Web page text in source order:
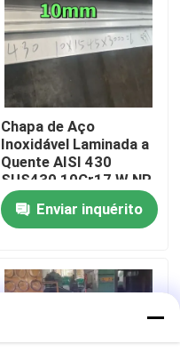
Chapa de Aço
Inoxidável Laminada a
Quente AISI 430
SUS430 10Cr17 W.NR
1.4016 Superfície
NO.1 10*1500*6000
Enviar inquérito